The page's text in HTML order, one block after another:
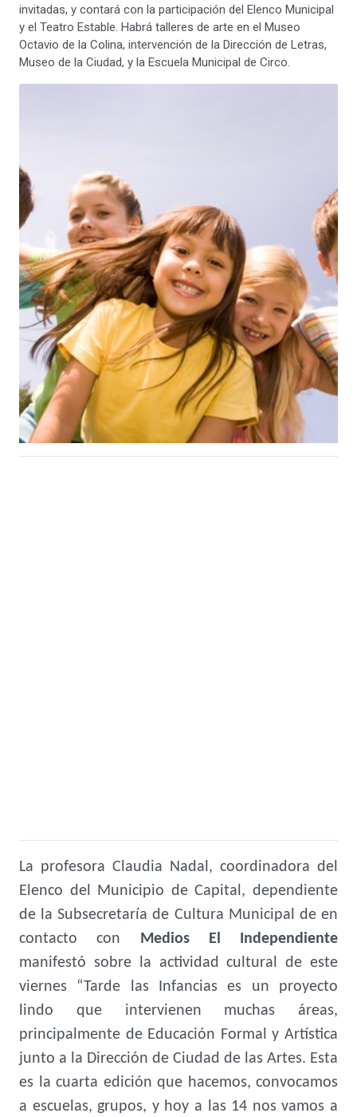
invitadas, y contará con la participación del Elenco Municipal
y el Teatro Estable. Habrá talleres de arte en el Museo
Octavio de la Colina, intervención de la Dirección de Letras,
Museo de la Ciudad, y la Escuela Municipal de Circo.
La profesora Claudia Nadal, coordinadora del
Elenco del Municipio de Capital, dependiente
de la Subsecretaría de Cultura Municipal de en
contacto con Medios El Independiente
manifestó sobre la actividad cultural de este
viernes “Tarde las Infancias es un proyecto
lindo que intervienen muchas áreas,
principalmente de Educación Formal y Artística
junto a la Dirección de Ciudad de las Artes. Esta
es la cuarta edición que hacemos, convocamos
a escuelas, grupos, y hoy a las 14 nos vamos a